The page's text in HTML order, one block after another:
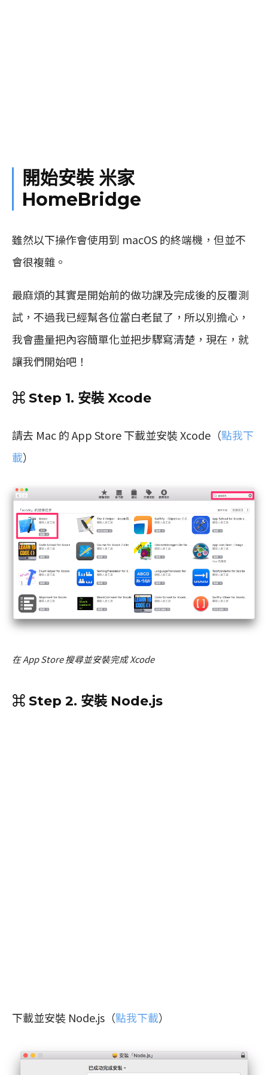
開始安裝 米家
HomeBridge
雖然以下操作會使用到 macOS 的終端機，但並不
會很複雜。
最麻煩的其實是開始前的做功課及完成後的反覆測
試，不過我已經幫各位當白老鼠了，所以別擔心，
我會盡量把內容簡單化並把步驟寫清楚，現在，就
讓我們開始吧！
⌘ Step 1. 安裝 Xcode
請去 Mac 的 App Store 下載並安裝 Xcode（點我下
載）
在 App Store 搜尋並安裝完成 Xcode
⌘ Step 2. 安裝 Node.js
下載並安裝 Node.js（點我下載）